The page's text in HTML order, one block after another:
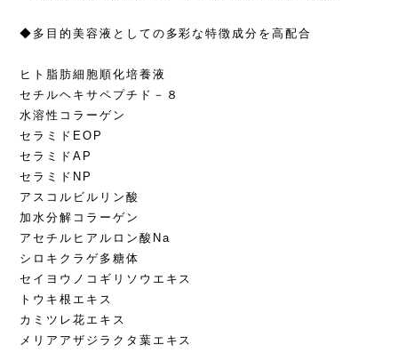
◆多目的美容液としての多彩な特徴成分を高配合
ヒト脂肪細胞順化培養液
セチルヘキサペプチド－８
水溶性コラーゲン
セラミドEOP
セラミドAP
セラミドNP
アスコルビルリン酸
加水分解コラーゲン
アセチルヒアルロン酸Na
シロキクラゲ多糖体
セイヨウノコギリソウエキス
トウキ根エキス
カミツレ花エキス
メリアアザジラクタ葉エキス